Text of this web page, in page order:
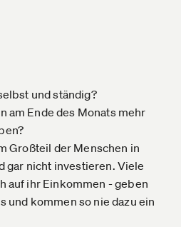
und ständig?
am Ende des Monats mehr
Großteil der Menschen in
gar nicht investieren. Viele
auf ihr Einkommen - geben
und kommen so nie dazu ein